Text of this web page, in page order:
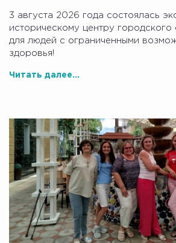
3 августа 2026 года состоялась
историческому центру городского
для людей с ограниченными
здоровья!
Читать далее...